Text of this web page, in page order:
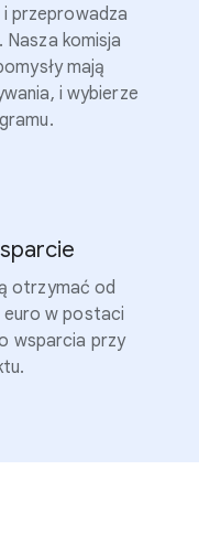
i przeprowadza
Nasza komisja
mają
i wybierze
otrzymać od
euro w postaci
wsparcia przy